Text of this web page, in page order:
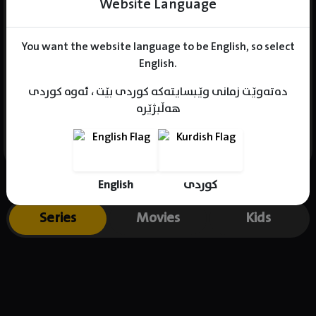
You want the website language to be English, so select
English.
دەتەوێت زمانی وێبسایتەکە کوردی بێت ، ئەوە کوردی
هەڵبژێرە
English کوردی
Name : Kim Ki-Cheon
Born : 1961-01-30
Place of birth : South Korea
Series Movies Kids